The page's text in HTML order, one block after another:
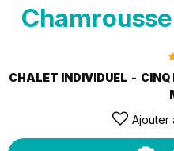
CHALET INDIVIDUEL CINQ
Ajouter